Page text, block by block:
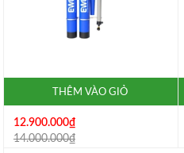
THÊM VÀO GIỎ
12.900.000₫
14.000.000₫